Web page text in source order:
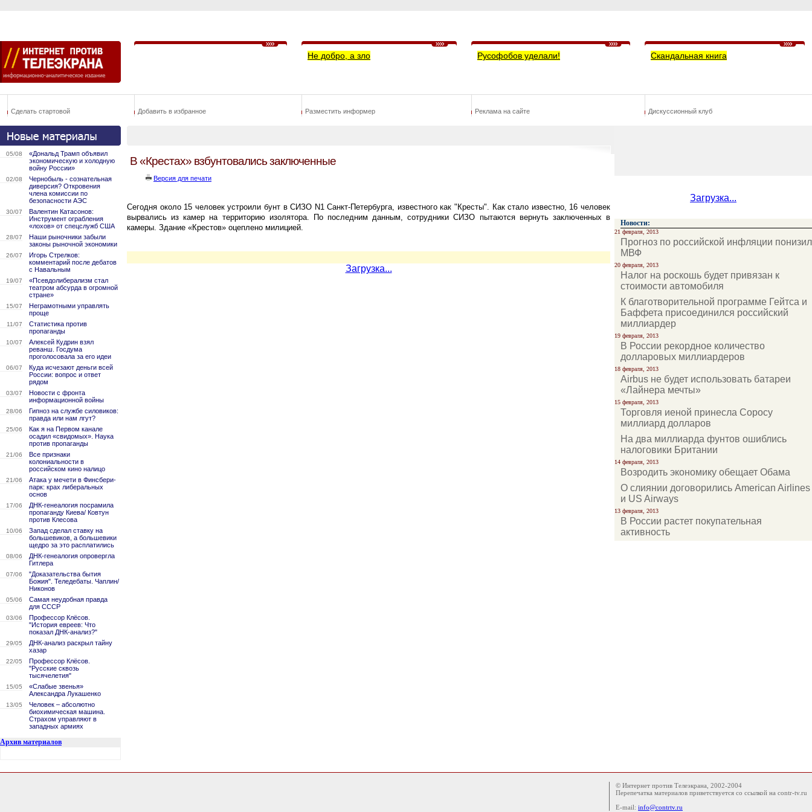
Не добро, а зло Русофобов уделали! Скандальная книга
Сделать стартовой Добавить в избранное Разместить информер Реклама на сайте Дискуссионный клуб
05/08
«Дональд Трамп объявил
экономическую и холодную
войну России»
02/08
Чернобыль - сознательная
диверсия? Откровения
члена комиссии по
безопасности АЭС
30/07
Валентин Катасонов:
Инструмент ограбления
«лохов» от спецслужб США
28/07
Наши рыночники забыли
законы рыночной экономики
26/07
Игорь Стрелков:
комментарий после дебатов
с Навальным
19/07
«Псевдолиберализм стал
театром абсурда в огромной
стране»
15/07
Неграмотными управлять
проще
11/07
Статистика против
пропаганды
10/07
Алексей Кудрин взял
реванш. Госдума
проголосовала за его идеи
06/07
Куда исчезают деньги всей
России: вопрос и ответ
рядом
03/07
Новости с фронта
информационной войны
28/06
Гипноз на службе силовиков:
правда или нам лгут?
25/06
Как я на Первом канале
осадил «свидомых». Наука
против пропаганды
21/06
Все признаки
колониальности в
российском кино налицо
21/06
Атака у мечети в Финсбери-
парк: крах либеральных
основ
17/06
ДНК-генеалогия посрамила
пропаганду Киева/ Ковтун
против Клесова
10/06
Запад сделал ставку на
большевиков, а большевики
щедро за это расплатились
08/06
ДНК-генеалогия опровергла
Гитлера
07/06
"Доказательства бытия
Божия". Теледебаты. Чаплин/
Никонов
05/06
Самая неудобная правда
для СССР
03/06
Профессор Клёсов.
"История евреев: Что
показал ДНК-анализ?"
29/05
ДНК-анализ раскрыл тайну
хазар
22/05
Профессор Клёсов.
"Русские сквозь
тысячелетия"
15/05
«Слабые звенья»
Александра Лукашенко
13/05
Человек – абсолютно
биохимическая машина.
Страхом управляют в
западных армиях
Архив материалов
В «Крестах» взбунтовались заключенные
Версия для печати
Сегодня около 15 человек устроили бунт в СИЗО N1 Санкт-Петербурга, известного как "Кресты". Как стало известно, 16 человек
вырвались из камер на территорию изолятора. По последним данным, сотрудники СИЗО пытаются вернуть заключенных в
камеры. Здание «Крестов» оцеплено милицией.
Загрузка...
Загрузка...
Новости:
21 февраля, 2013
Прогноз по российской инфляции понизил
МВФ
20 февраля, 2013
Налог на роскошь будет привязан к
стоимости автомобиля
К благотворительной программе Гейтса и
Баффета присоединился российский
миллиардер
19 февраля, 2013
В России рекордное количество
долларовых миллиардеров
18 февраля, 2013
Airbus не будет использовать батареи
«Лайнера мечты»
15 февраля, 2013
Торговля иеной принесла Соросу
миллиард долларов
На два миллиарда фунтов ошиблись
налоговики Британии
14 февраля, 2013
Возродить экономику обещает Обама
О слиянии договорились American Airlines
и US Airways
13 февраля, 2013
В России растет покупательная
активность
© Интернет против Телеэкрана, 2002-2004
Перепечатка материалов приветствуется со ссылкой на contr-tv.ru
E-mail: info@contrtv.ru